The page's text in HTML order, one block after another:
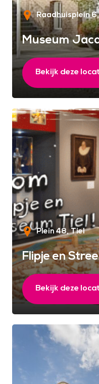
Raadhuisplein 6
Museum
Bekijk deze
Plein 48 Tiel
Flipje en
Bekijk deze